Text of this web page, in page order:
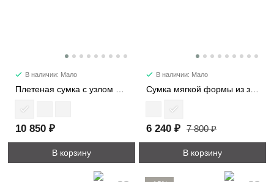
В наличии: Мало
10 850 ₽
В корзину
В наличии: Мало
6 240 ₽ 7 800 ₽
В корзину